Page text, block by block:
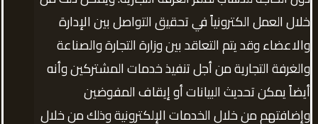
خلال العمل الكترونياً في تحقيق التواصل بين الإدارة
والاعضاء وقد يتم التعاقد بين وزارة التجارة والصناعة
والغرفة التجارية من أجل تنفيذ خدمات المشتركين وأنه
أيضاً يمكن تحديث البيانات أو إيقاف المفوضين
وإضافتهم من خلال الخدمات الإلكترونية وذلك من خلال